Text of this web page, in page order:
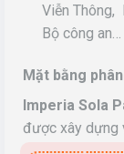
Viễn Thông,
Bộ công an…
Mặt bằng
Imperia Sola
được xây dựng
kế theo layout